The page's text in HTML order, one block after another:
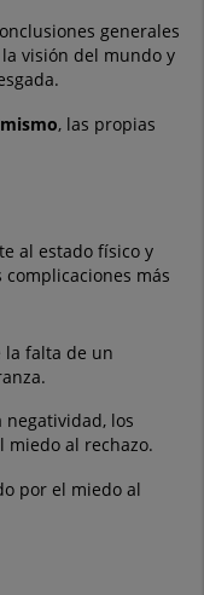
generales
visión del mundo y
, las propias
al estado físico y
más
la falta de un
negatividad, los
miedo al rechazo.
por el miedo al